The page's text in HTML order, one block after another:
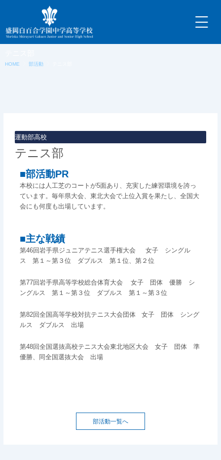
ス
キ
プHOME 部活動
運動部高校
テニス部
■部活動PR
本校には人工芝のコートが5面あり、充実した練習環境を誇っ
ています。毎年県大会、東北大会で上位入賞を果たし、全国大
会にも何度も出場しています。
■主な戦績
第46回岩手県ジュニアテニス選手権大会
女子 シングル
ス 第１～第３位 ダブルス 第１位、第２位
第77回岩手県高等学校総合体育大会
女子 団体 優勝 シ
ングルス 第１～第３位 ダブルス 第１～第３位
第82回全国高等学校対抗テニス大会団体
女子 団体 シング
ルス ダブルス 出場
第48回全国選抜高校テニス大会東北地区大会 女子 団体 準
優勝、同全国選抜大会 出場
部活動一覧へ